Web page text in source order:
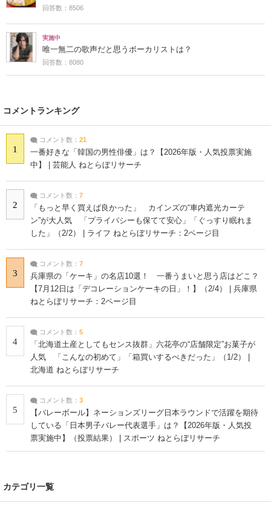
回答数：8506
実施中
唯一無二の歌声だと思うボーカリストは？
回答数：8080
コメントランキング
1
コメント数： 21
一番好きな「韓国の男性俳優」は？【2026年版・人気投票実施
中】 | 芸能人 ねとらぼリサーチ
2
コメント数： 7
「もっと早く買えば良かった」 カインズの“車内遮光カーテ
ン”が大人気 「プライバシーも保てて安心」「ぐっすり眠れま
した」（2/2） | ライフ ねとらぼリサーチ：2ページ目
3
コメント数： 7
兵庫県の「ケーキ」の名店10選！ 一番うまいと思う店はどこ？
【7月12日は「デコレーションケーキの日」！】（2/4） | 兵庫県
ねとらぼリサーチ：2ページ目
4
コメント数： 5
「北海道土産としてもセンス抜群」六花亭の“店舗限定”お菓子が
人気 「こんなの初めて」「箱買いするべきだった」（1/2） |
北海道 ねとらぼリサーチ
5
コメント数： 3
【バレーボール】ネーションズリーグ日本ラウンドで活躍を期待
している「日本男子バレー代表選手」は？【2026年版・人気投
票実施中】（投票結果） | スポーツ ねとらぼリサーチ
カテゴリ一覧